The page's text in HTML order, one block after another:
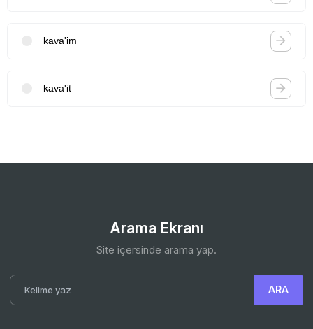
kava'im
kava'it
Arama Ekranı
Site içersinde arama yap.